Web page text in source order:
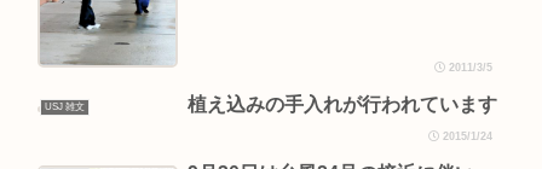
2011/3/5
USJ 雑文 植え込みの手入れが行われています
2015/1/24